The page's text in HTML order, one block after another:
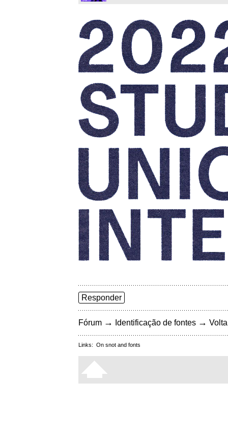
Responder
Fórum → Identificação de fontes →
Links: On snot and fonts